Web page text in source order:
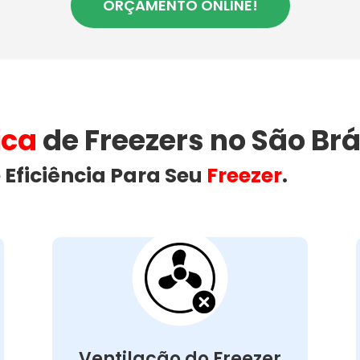
ORÇAMENTO ONLINE!
de Freezers no São
Eficiência Para Seu Freezer.
Ventilação do
Freezer Bloqueada
no São Brás
Uma ventilação obstruída é um
problema frequente que pode causar
superaquecimento do motor e falhas no